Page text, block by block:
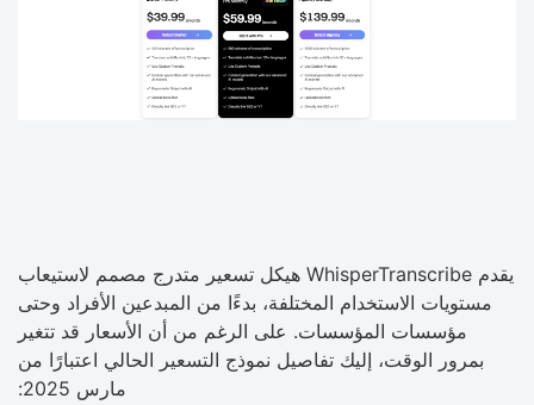
يقدم WhisperTranscribe هيكل تسعير متدرج مصمم لاستيعاب
مستويات الاستخدام المختلفة، بدءًا من المبدعين الأفراد وحتى
مؤسسات المؤسسات. على الرغم من أن الأسعار قد تتغير
بمرور الوقت، إليك تفاصيل نموذج التسعير الحالي اعتبارًا من
مارس 2025: